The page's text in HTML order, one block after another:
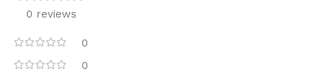
0 reviews
0
0